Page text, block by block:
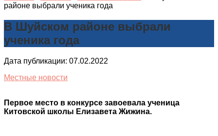
районе выбрали ученика года
В Шуйском районе выбрали
ученика года
Дата публикации: 07.02.2022
Местные новости
Первое место в конкурсе завоевала ученица
Китовской школы Елизавета Жижина.